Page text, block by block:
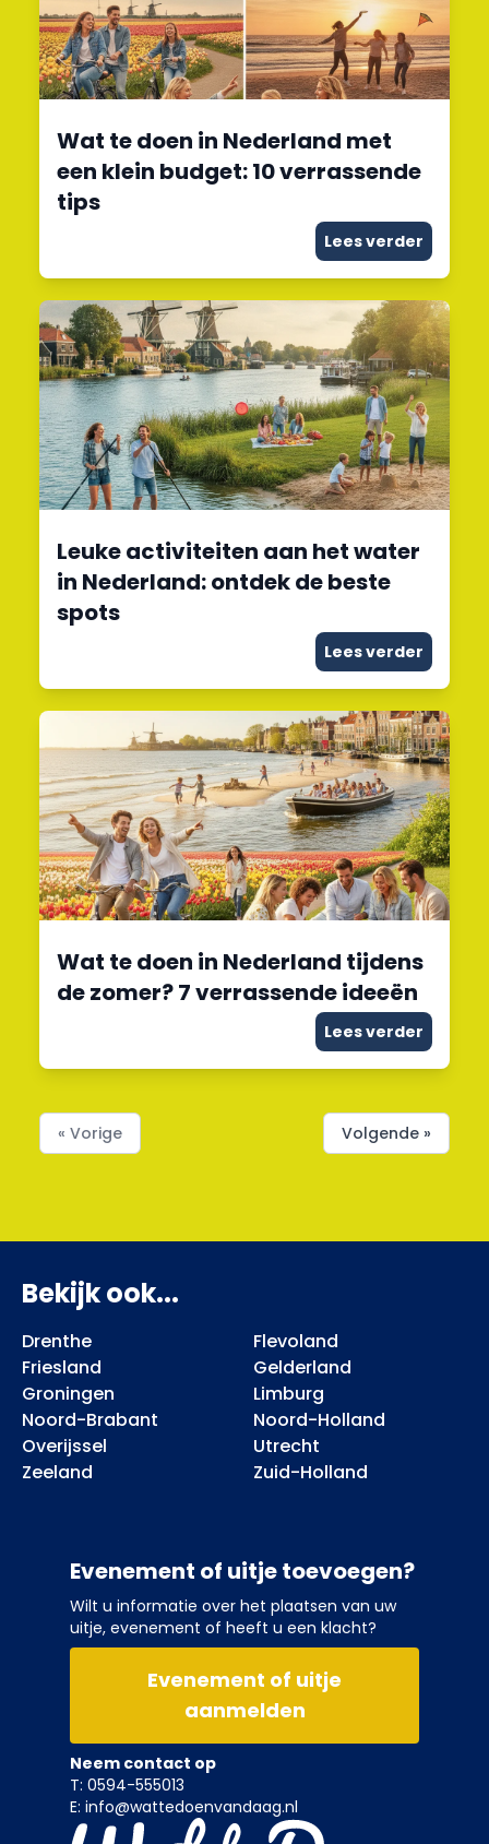
Wat te doen in Nederland met
een klein budget: 10 verrassende
tips
Lees verder
Leuke activiteiten aan het water
in Nederland: ontdek de beste
spots
Lees verder
Wat te doen in Nederland tijdens
de zomer? 7 verrassende ideeën
Lees verder
« Vorige Volgende »
Bekijk ook...
Drenthe
Flevoland
Friesland
Gelderland
Groningen
Limburg
Noord-Brabant
Noord-Holland
Overijssel
Utrecht
Zeeland
Zuid-Holland
Evenement of uitje toevoegen?
Wilt u informatie over het plaatsen van uw
uitje, evenement of heeft u een klacht?
Evenement of uitje
aanmelden
Neem contact op
T: 0594-555013
E: info@wattedoenvandaag.nl